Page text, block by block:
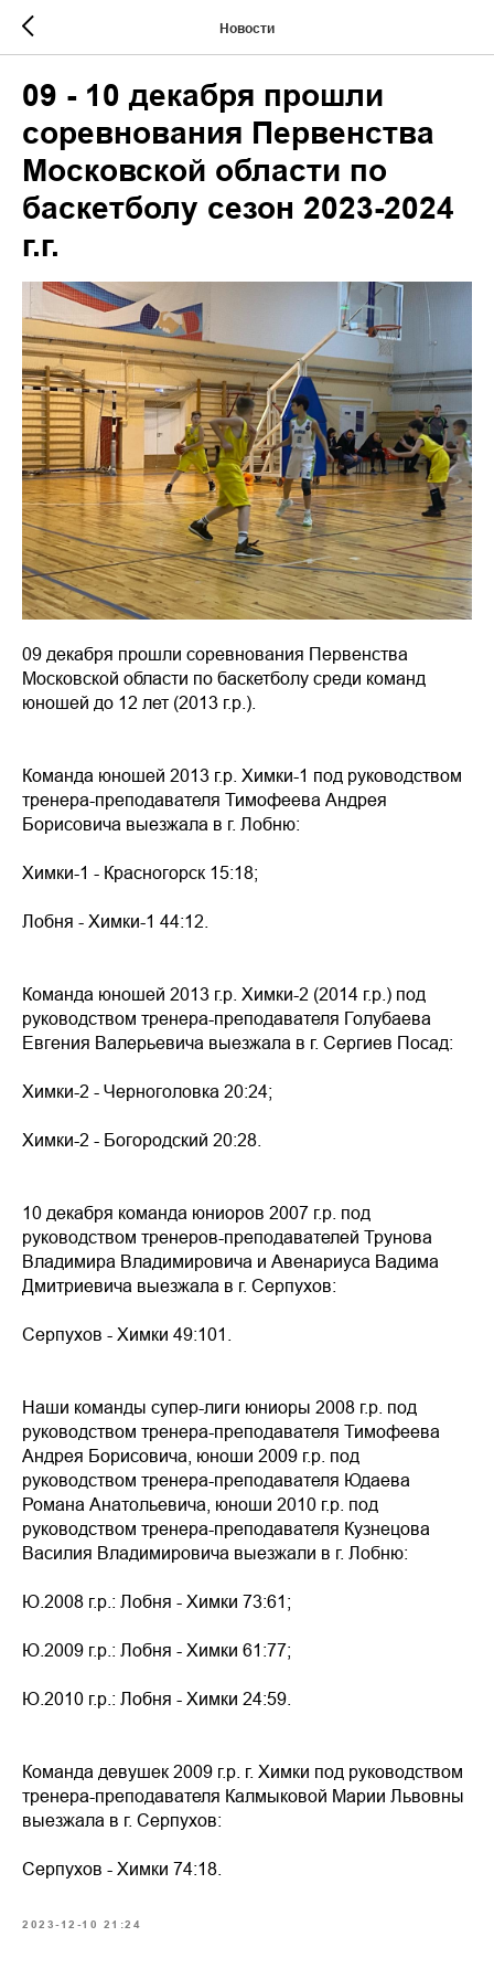
Новости
09 - 10 декабря прошли
соревнования Первенства
Московской области по
баскетболу сезон 2023-2024
г.г.
09 декабря прошли соревнования Первенства
Московской области по баскетболу среди команд
юношей до 12 лет (2013 г.р.).
Команда юношей 2013 г.р. Химки-1 под руководством
тренера-преподавателя Тимофеева Андрея
Борисовича выезжала в г. Лобню:
Химки-1 - Красногорск 15:18;
Лобня - Химки-1 44:12.
Команда юношей 2013 г.р. Химки-2 (2014 г.р.) под
руководством тренера-преподавателя Голубаева
Евгения Валерьевича выезжала в г. Сергиев Посад:
Химки-2 - Черноголовка 20:24;
Химки-2 - Богородский 20:28.
10 декабря команда юниоров 2007 г.р. под
руководством тренеров-преподавателей Трунова
Владимира Владимировича и Авенариуса Вадима
Дмитриевича выезжала в г. Серпухов:
Серпухов - Химки 49:101.
Наши команды супер-лиги юниоры 2008 г.р. под
руководством тренера-преподавателя Тимофеева
Андрея Борисовича, юноши 2009 г.р. под
руководством тренера-преподавателя Юдаева
Романа Анатольевича, юноши 2010 г.р. под
руководством тренера-преподавателя Кузнецова
Василия Владимировича выезжали в г. Лобню:
Ю.2008 г.р.: Лобня - Химки 73:61;
Ю.2009 г.р.: Лобня - Химки 61:77;
Ю.2010 г.р.: Лобня - Химки 24:59.
Команда девушек 2009 г.р. г. Химки под руководством
тренера-преподавателя Калмыковой Марии Львовны
выезжала в г. Серпухов:
Серпухов - Химки 74:18.
2023-12-10 21:24